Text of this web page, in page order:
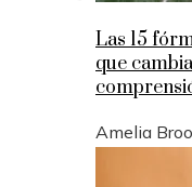
Las 15
que
Amelia